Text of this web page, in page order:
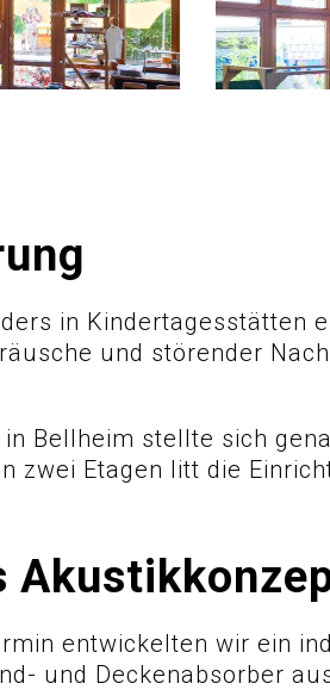
in Kindertagesstätten
und störender
Bellheim stellte sich
zwei Etagen litt die
entwickelten wir ein
und Deckenabsorber